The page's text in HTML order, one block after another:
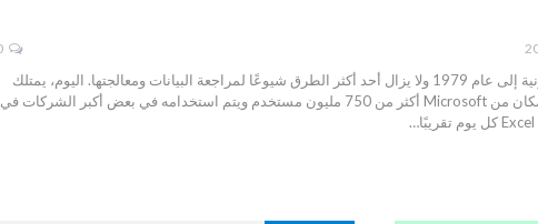
0
يعود استخدام جداول البيانات الإلكترونية إلى عام 1979 ولا يزال أحد أكثر الطرق شيوعًا لمراجعة البيانات ومعالجتها. اليوم، يمتلك
برنامج جداول البيانات Excel في كل مكان من Microsoft أكثر من 750 مليون مستخدم ويتم استخدامه في بعض أكبر الشركات في